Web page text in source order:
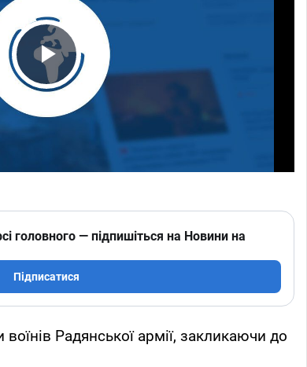
Play Video
головного — підпишіться на Новини на
Підписатися
Радянської армії, закликаючи до